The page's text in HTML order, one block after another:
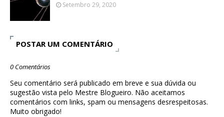
Setembro 29, 2020
POSTAR UM COMENTÁRIO
0 Comentários
Seu comentário será publicado em breve e sua dúvida ou
sugestão vista pelo Mestre Blogueiro. Não aceitamos
comentários com links, spam ou mensagens desrespeitosas.
Muito obrigado!